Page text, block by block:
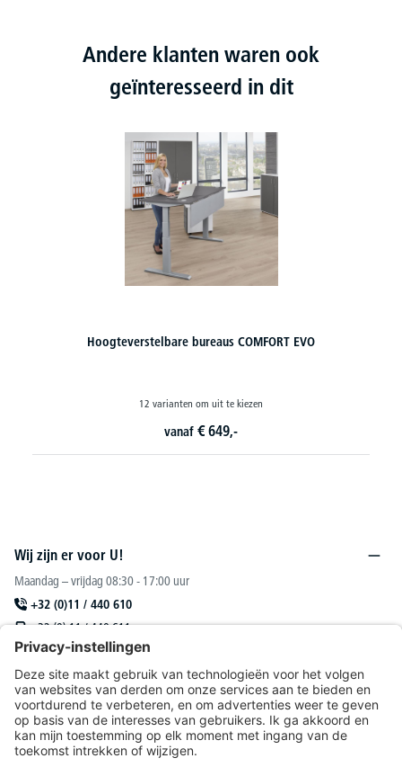
Andere klanten waren ook
geïnteresseerd in dit
Hoogteverstelbare bureaus COMFORT EVO
12 varianten om uit te kiezen
vanaf€ 649,-
Wij zijn er voor U!
Maandag – vrijdag 08:30 - 17:00 uur
+32 (0)11 / 440 610
+32 (0) 11 / 440 611
sales@deskin.be
Of via onscontactformulier.
DESKIN N. V.